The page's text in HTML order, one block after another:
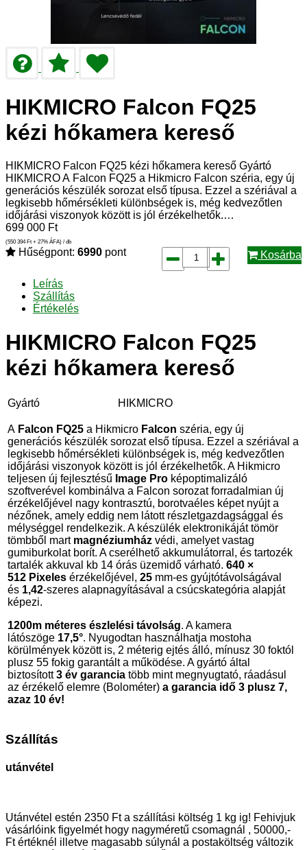
HIKMICRO Falcon FQ25
kézi hőkamera kereső
HIKMICRO Falcon FQ25 kézi hőkamera kereső Gyártó
HIKMICRO A Falcon FQ25 a Hikmicro Falcon széria, egy új
generációs készülék sorozat első típusa. Ezzel a szériával a
legkisebb hőmérsékleti különbségek is, még kedvezőtlen
időjárási viszonyok között is jól érzékelhetők.…
699 000 Ft
(550 394 Ft + 27% ÁFA) / db
Hűségpont: 6990 pont Kosárba
Leírás
Szállítás
Értékelés
HIKMICRO Falcon FQ25
kézi hőkamera kereső
Gyártó HIKMICRO
A Falcon FQ25 a Hikmicro Falcon széria, egy új
generációs készülék sorozat első típusa. Ezzel a szériával a
legkisebb hőmérsékleti különbségek is, még kedvezőtlen
időjárási viszonyok között is jól érzékelhetők. A Hikmicro
teljesen új fejlesztésű Image Pro képoptimalizáló
szoftverével kombinálva a Falcon sorozat forradalmian új
érzékelőjével nagy kontrasztú, borotvaéles képet nyújt a
nézőnek, amely eddig nem látott részletgazdagsággal és
mélységgel rendelkezik. A készülék elektronikáját tömör
tömbből martmagnéziumház védi, amelyet vastag
gumiburkolat borít. A cserélhető akkumulátorral, és tartozék
tartalék akkuval kb 14 órás üzemidő várható. 640 ×
512 Pixeles érzékelőjével, 25 mm-es gyújtótávolságával
és 1,42-szeres alapnagyításával a csúcskategória alapját
képezi.
1200m méteres észlelési távolság. A kamera
látószöge 17,5°. Nyugodtan használhatja mostoha
körülmények között is, 2 méterig ejtés álló, mínusz 30 foktól
plusz 55 fokig garantált a működése. A gyártó által
biztosított3 év garancia több mint megnyugtató, ráadásul
az érzékelő elemre (Bolométer) a garancia idő 3 plusz 7,
azaz 10 év!
Szállítás
utánvétel
Utánvétel estén 2350 Ft a szállítási költség 1 kg ig! Fehivjuk
vásárlóink figyelmét hogy nagyméretű csomagnál , 50000,-
Ft értéknél illetve magasabb súlynál a postaköltség változik